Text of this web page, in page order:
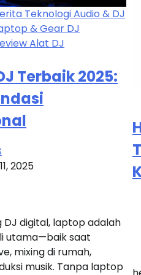
Teknologi Audio & DJ
& Gear DJ
Alat DJ
Terbaik 2025:
2025
DJ digital, laptop adalah
utama—baik saat
mixing di rumah,
musik. Tanpa laptop